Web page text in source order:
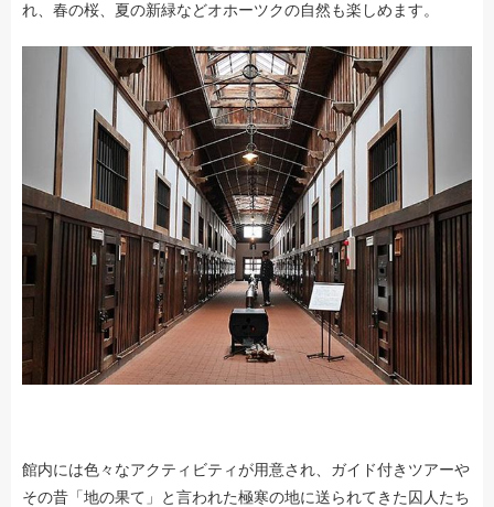
れ、春の桜、夏の新緑などオホーツクの自然も楽しめます。
館内には色々なアクティビティが用意され、ガイド付きツアーや
その昔「地の果て」と言われた極寒の地に送られてきた囚人たち